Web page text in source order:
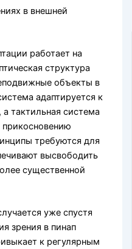
в внешней
работает на
структура
объекты в
адаптируется к
тактильная система
прикосновению
требуются для
высвободить
существенной
уже спустя
зрения в пинап
к регулярным